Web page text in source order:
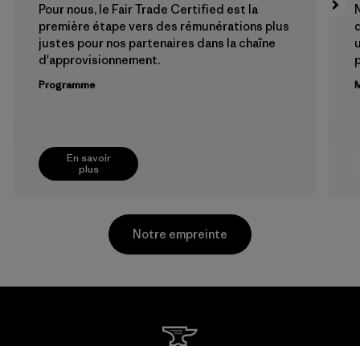
En savoir
plus
Pour nous, le Fair Trade Certified est la
première étape vers des rémunérations plus
justes pour nos partenaires dans la chaîne
d'approvisionnement.
Programme
Notre empreinte